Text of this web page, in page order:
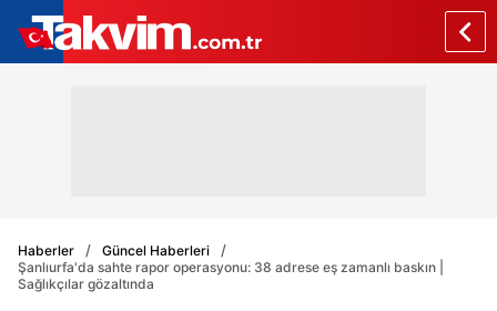
Haberler
Güncel Haberleri
Şanlıurfa'da sahte rapor operasyonu: 38 adrese eş zamanlı baskın |
Sağlıkçılar gözaltında